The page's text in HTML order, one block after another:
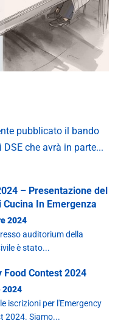
pubblicato il bando
che avrà in parte...
– Presentazione del
Cucina In Emergenza
2024
auditorium della
è stato...
Food Contest 2024
2024
iscrizioni per l'Emergency
2024. Siamo...